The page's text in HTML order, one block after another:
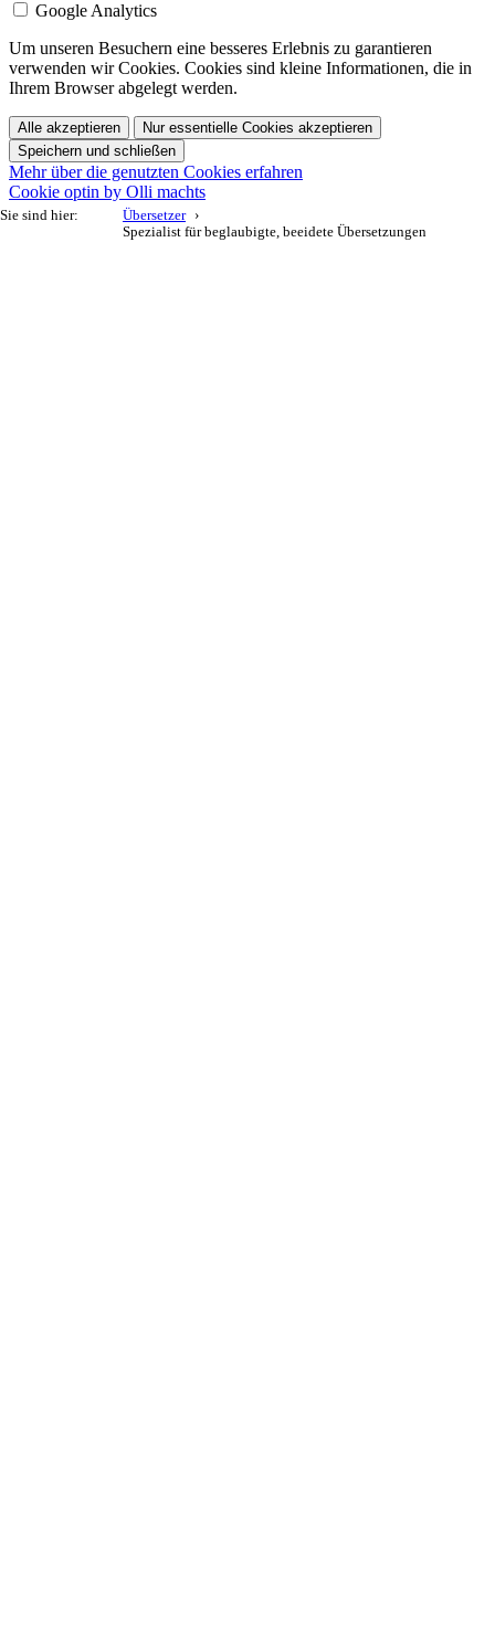
Sie sind hier:
Übersetzer
Spezialist für beglaubigte, beeidete Übersetzungen
Google Analytics
Um unseren Besuchern eine besseres Erlebnis zu garantieren
verwenden wir Cookies. Cookies sind kleine Informationen, die in
Ihrem Browser abgelegt werden.
Alle akzeptieren
Nur essentielle Cookies akzeptieren
Speichern und schließen
Mehr über die genutzten Cookies erfahren
Cookie optin by Olli machts